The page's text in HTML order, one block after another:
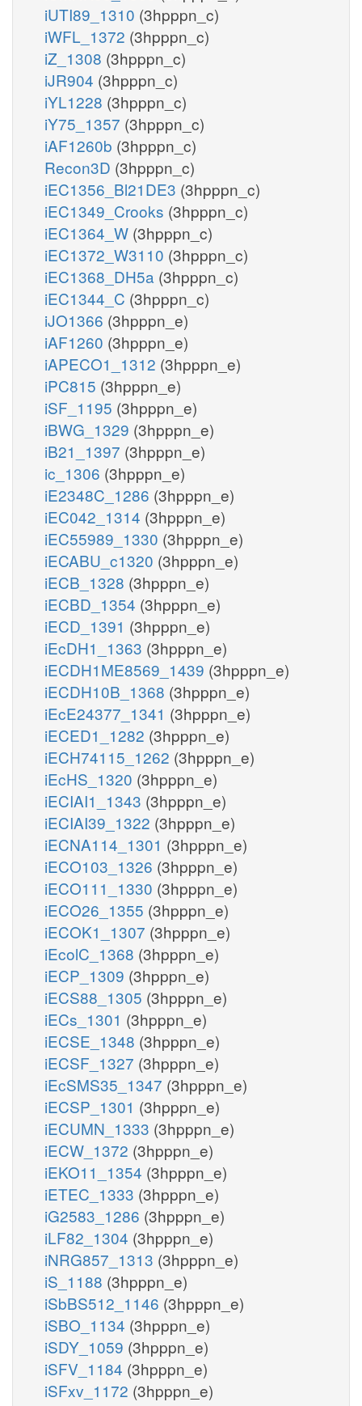
iUTI89_1310 (3hpppn_c)
iWFL_1372 (3hpppn_c)
iZ_1308 (3hpppn_c)
iJR904 (3hpppn_c)
iYL1228 (3hpppn_c)
iY75_1357 (3hpppn_c)
iAF1260b (3hpppn_c)
Recon3D (3hpppn_c)
iEC1356_Bl21DE3 (3hpppn_c)
iEC1349_Crooks (3hpppn_c)
iEC1364_W (3hpppn_c)
iEC1372_W3110 (3hpppn_c)
iEC1368_DH5a (3hpppn_c)
iEC1344_C (3hpppn_c)
iJO1366 (3hpppn_e)
iAF1260 (3hpppn_e)
iAPECO1_1312 (3hpppn_e)
iPC815 (3hpppn_e)
iSF_1195 (3hpppn_e)
iBWG_1329 (3hpppn_e)
iB21_1397 (3hpppn_e)
ic_1306 (3hpppn_e)
iE2348C_1286 (3hpppn_e)
iEC042_1314 (3hpppn_e)
iEC55989_1330 (3hpppn_e)
iECABU_c1320 (3hpppn_e)
iECB_1328 (3hpppn_e)
iECBD_1354 (3hpppn_e)
iECD_1391 (3hpppn_e)
iEcDH1_1363 (3hpppn_e)
iECDH1ME8569_1439 (3hpppn_e)
iECDH10B_1368 (3hpppn_e)
iEcE24377_1341 (3hpppn_e)
iECED1_1282 (3hpppn_e)
iECH74115_1262 (3hpppn_e)
iEcHS_1320 (3hpppn_e)
iECIAI1_1343 (3hpppn_e)
iECIAI39_1322 (3hpppn_e)
iECNA114_1301 (3hpppn_e)
iECO103_1326 (3hpppn_e)
iECO111_1330 (3hpppn_e)
iECO26_1355 (3hpppn_e)
iECOK1_1307 (3hpppn_e)
iEcolC_1368 (3hpppn_e)
iECP_1309 (3hpppn_e)
iECS88_1305 (3hpppn_e)
iECs_1301 (3hpppn_e)
iECSE_1348 (3hpppn_e)
iECSF_1327 (3hpppn_e)
iEcSMS35_1347 (3hpppn_e)
iECSP_1301 (3hpppn_e)
iECUMN_1333 (3hpppn_e)
iECW_1372 (3hpppn_e)
iEKO11_1354 (3hpppn_e)
iETEC_1333 (3hpppn_e)
iG2583_1286 (3hpppn_e)
iLF82_1304 (3hpppn_e)
iNRG857_1313 (3hpppn_e)
iS_1188 (3hpppn_e)
iSbBS512_1146 (3hpppn_e)
iSBO_1134 (3hpppn_e)
iSDY_1059 (3hpppn_e)
iSFV_1184 (3hpppn_e)
iSFxv_1172 (3hpppn_e)